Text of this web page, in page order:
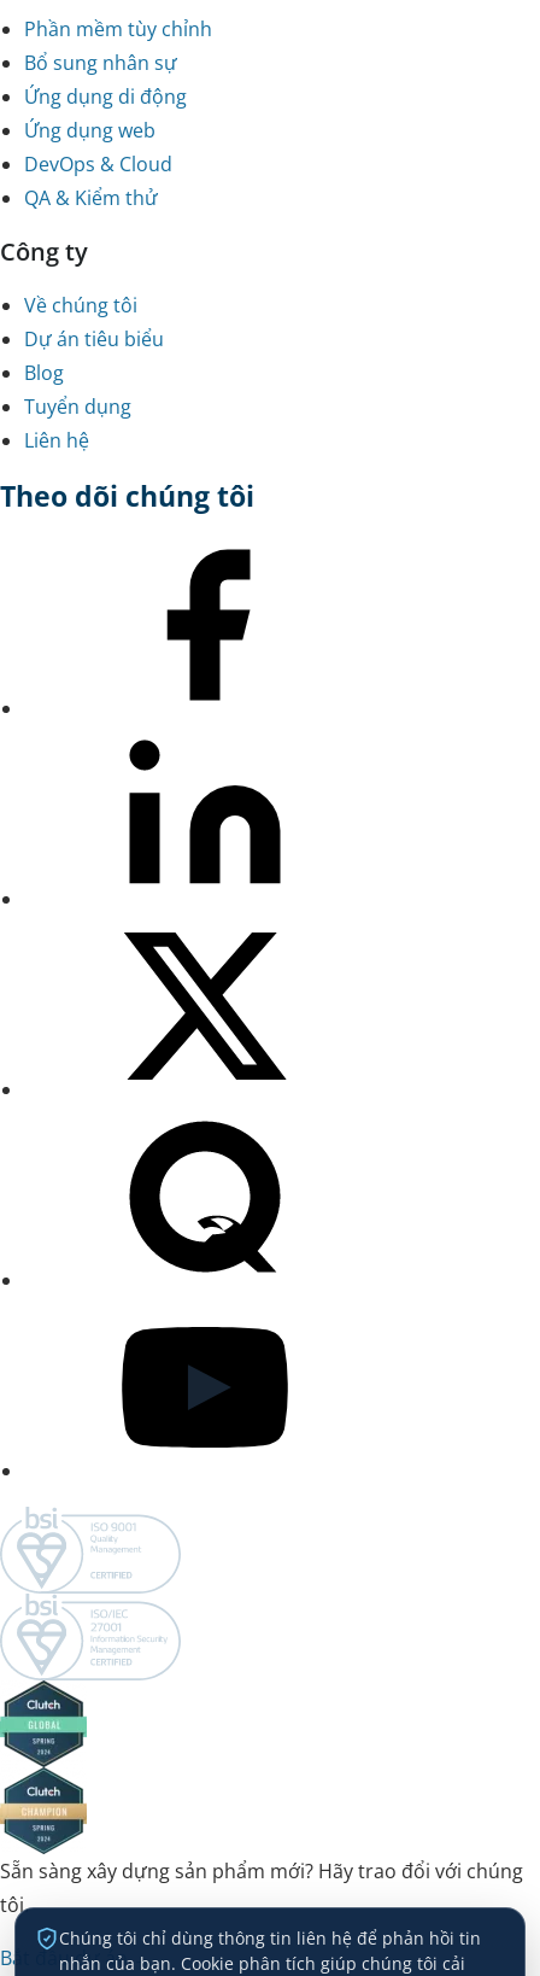
Phần mềm tùy chỉnh
Bổ sung nhân sự
Ứng dụng di động
Ứng dụng web
DevOps & Cloud
QA & Kiểm thử
Công ty
Về chúng tôi
Dự án tiêu biểu
Blog
Tuyển dụng
Liên hệ
Theo dõi chúng tôi
Sẵn sàng xây dựng sản phẩm mới? Hãy trao đổi với chúng
tôi.
Bắt đầu dự án →
Chúng tôi chỉ dùng thông tin liên hệ để phản hồi tin
nhắn của bạn. Cookie phân tích giúp chúng tôi cải